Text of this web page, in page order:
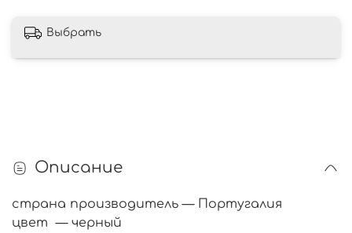
Выбрать
Описание
страна производитель — Португалия
цвет — черный